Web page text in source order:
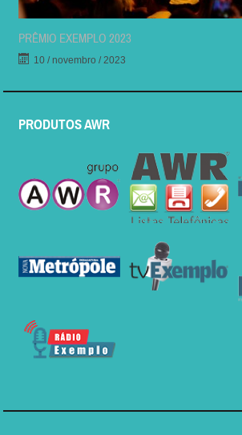
PRÊMIO EXEMPLO 2023
10 / novembro / 2023
PRODUTOS AWR